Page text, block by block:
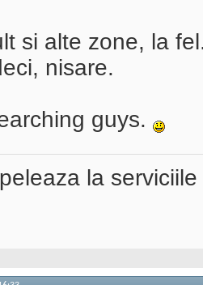
si alte zone, la
nisare.
guys.
la